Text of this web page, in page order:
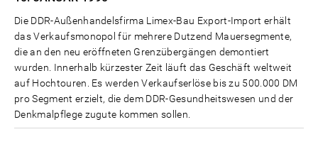
Die DDR-Außenhandelsfirma Limex-Bau Export-Import erhält
das Verkaufsmonopol für mehrere Dutzend Mauersegmente,
die an den neu eröffneten Grenzübergängen demontiert
wurden. Innerhalb kürzester Zeit läuft das Geschäft weltweit
auf Hochtouren. Es werden Verkaufserlöse bis zu 500.000 DM
pro Segment erzielt, die dem DDR-Gesundheitswesen und der
Denkmalpflege zugute kommen sollen.